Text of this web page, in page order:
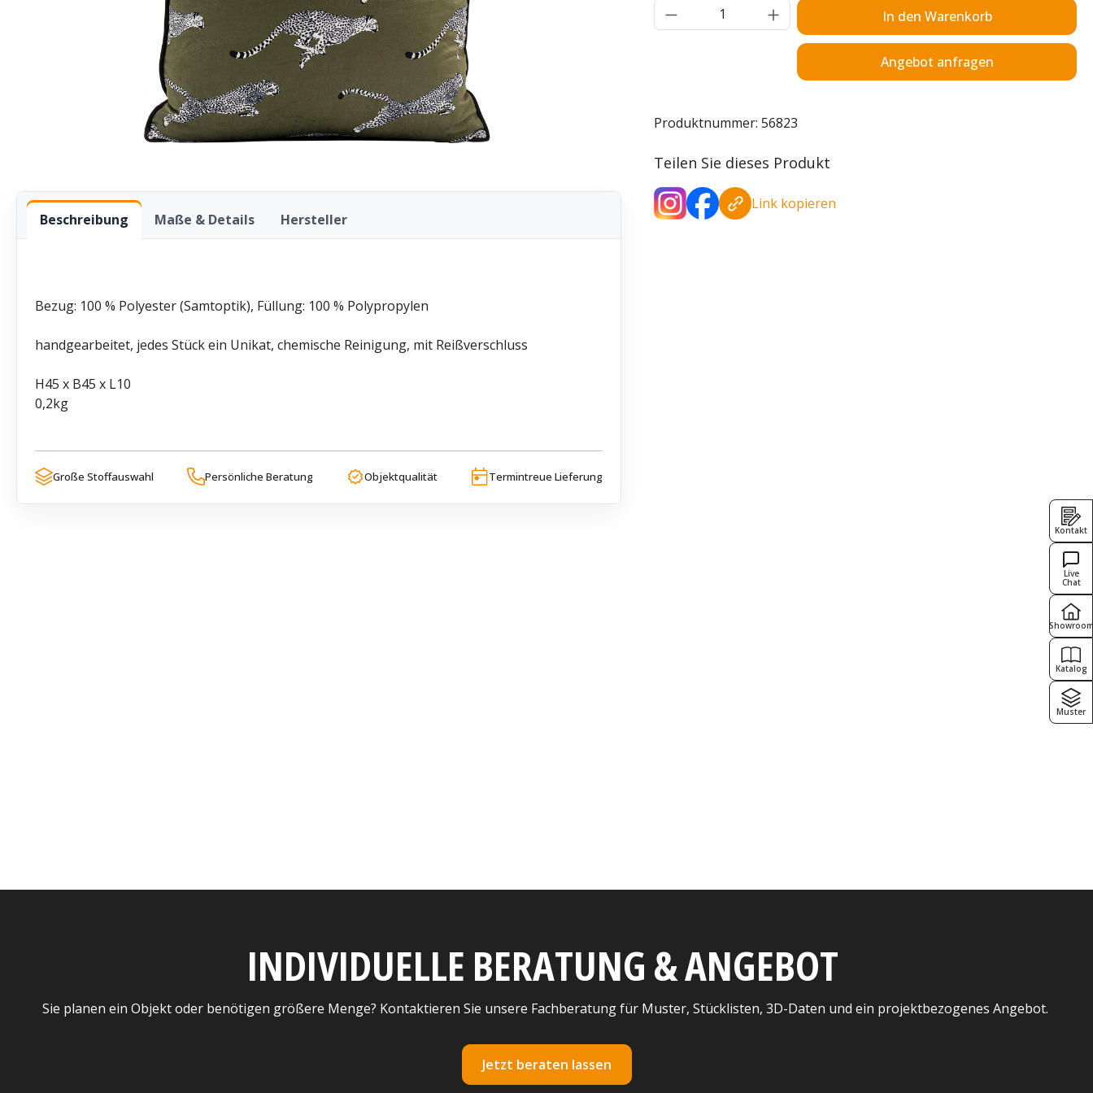
Produkt Anzahl: Gib den gewünschten Wert
In den Warenkorb
Angebot anfragen
Produktnummer: 56823
Teilen Sie dieses Produkt
Link kopieren
Beschreibung Maße & Details Hersteller
Bezug: 100 % Polyester (Samtoptik), Füllung: 100 % Polypropylen
handgearbeitet, jedes Stück ein Unikat, chemische Reinigung, mit Reißverschluss
H45 x B45 x L10
0,2kg
Große Stoffauswahl Persönliche Beratung Objektqualität Termintreue Lieferung
INDIVIDUELLE BERATUNG & ANGEBOT
Sie planen ein Objekt oder benötigen größere Menge? Kontaktieren Sie unsere Fachberatung für Muster, Stücklisten, 3D-Daten und ein projektbezogenes Angebot.
Jetzt beraten lassen
Kontakt
Live
Chat
Showroom
Katalog
Muster